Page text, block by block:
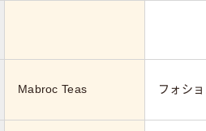
Mabroc Teas フォショ